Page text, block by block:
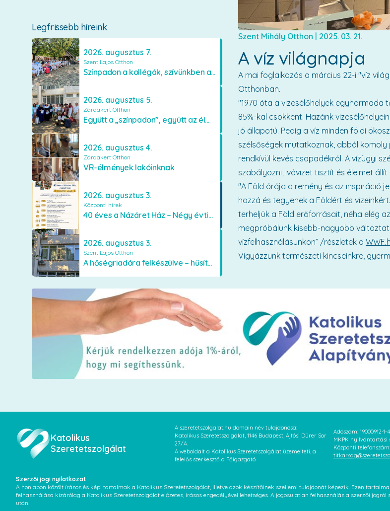
Legfrissebb híreink
2026. augusztus 7.
Szent Lajos Otthon
Színpadon a kollégák, szívünkben a lakók
2026. augusztus 5.
Zárdakert Otthon
Együtt a „színpadon”, együtt az élményekért 🎭✨
2026. augusztus 4.
Zárdakert Otthon
VR-élmények lakóinknak
2026. augusztus 3.
Központi hírek
40 éves a Názáret Ház – Négy évtized szeretetben és gondoskodásban
2026. augusztus 3.
Szent Lajos Otthon
A hőségriadóra felkészülve – hűsítő fejlesztések a Szent Lajos Otthonban
Szent Mihály Otthon | 2025. 03. 21.
A víz világnapja
A mai foglalkozás a március 22-i "víz
Otthonban.
"1970 óta a vizesélőhelyek egyharmada
85%-kal csökkent. Hazánk
jó állapotú. Pedig a víz minden földi
szélsőségek mutatkoznak, abból
rendkívül kevés csapadékról. A vízügyi
szabályozni, ivóvizet tisztít és élelmet állít
"A Föld órája a remény és az inspiráció
hozzá és tegyenek a Földért és
terheljük a Föld erőforrásait, néha elég
megpróbálunk kisebb-nagyobb
vízfelhasználásunkon” /részletek a
Vigyázzunk természeti kincseinkre,
Katolikus
Szeretetszolgálat
A szeretetszolgalat.hu domain név tulajdonosa:
Katolikus Szeretetszolgálat, 1146 Budapest, Ajtósi Dürer Sor
27/A.
A weboldalt a Katolikus Szeretetszolgálat üzemelteti, a
felelős szerkesztő a Főigazgató.
Adószám: 19000912-1-
MKPK nyilvántartási
Központi telefonszám:
Szerzői jogi nyilatkozat
A honlapon közölt írásos és képi tartalmak a Katolikus Szeretetszolgálat, illetve azok készítőinek szellemi tulajdonát képezik. Ezen
felhasználása kizárólag a Katolikus Szeretetszolgálat előzetes, írásos engedélyével lehetséges. A jogosulatlan felhasználás a szerzői
után.